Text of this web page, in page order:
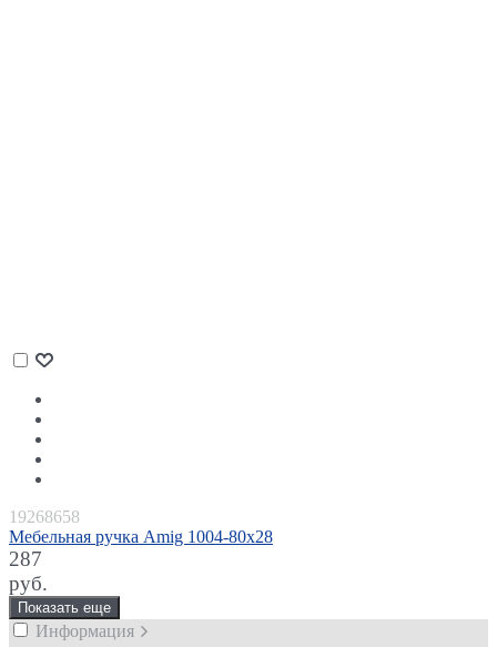
19268658
Мебельная ручка Amig 1004-80х28
287
руб.
Показать еще
Информация